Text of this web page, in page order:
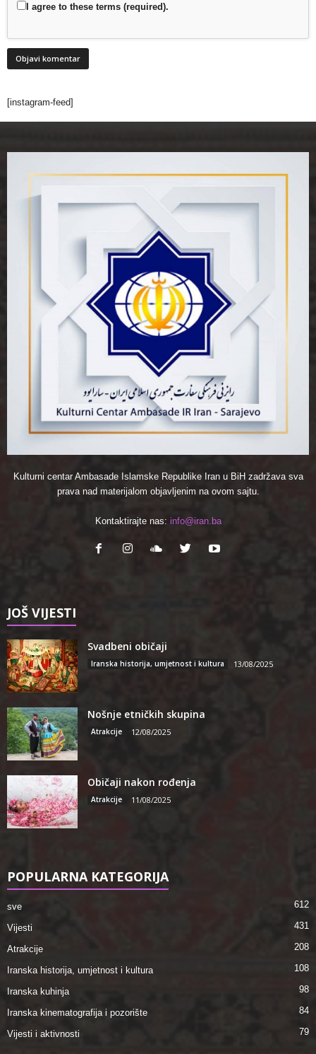
I agree to these terms (required).
[instagram-feed]
Kulturni centar Ambasade Islamske Republike Iran u BiH zadržava sva
prava nad materijalom objavljenim na ovom sajtu.
Kontaktirajte nas: info@iran.ba
JOŠ VIJESTI
Svadbeni običaji
Iranska historija, umjetnost i kultura 13/08/2025
Nošnje etničkih skupina
Atrakcije 12/08/2025
Običaji nakon rođenja
Atrakcije 11/08/2025
POPULARNA KATEGORIJA
sve 612
Vijesti 431
Atrakcije 208
Iranska historija, umjetnost i kultura 108
Iranska kuhinja 98
Iranska kinematografija i pozorište 84
Vijesti i aktivnosti 79